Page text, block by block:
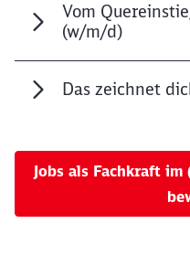
Vom
(w/m/d)
Das zeichnet
Jobs als Fachkraft
Möchten Sie zu
werden?